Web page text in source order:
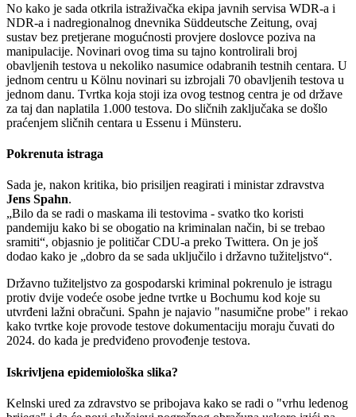
No kako je sada otkrila istraživačka ekipa javnih servisa WDR-a i
NDR-a i nadregionalnog dnevnika Süddeutsche Zeitung, ovaj
sustav bez pretjerane mogućnosti provjere doslovce poziva na
manipulacije. Novinari ovog tima su tajno kontrolirali broj
obavljenih testova u nekoliko nasumice odabranih testnih centara. U
jednom centru u Kölnu novinari su izbrojali 70 obavljenih testova u
jednom danu. Tvrtka koja stoji iza ovog testnog centra je od države
za taj dan naplatila 1.000 testova. Do sličnih zaključaka se došlo
praćenjem sličnih centara u Essenu i Münsteru.
Pokrenuta istraga
Sada je, nakon kritika, bio prisiljen reagirati i ministar zdravstva
Jens Spahn.
Bilo da se radi o maskama ili testovima - svatko tko koristi
pandemiju kako bi se obogatio na kriminalan način, bi se trebao
sramiti , objasnio je političar CDU-a preko Twittera. On je još
dodao kako je
dobro da se sada uključilo i državno tužiteljstvo .
Državno tužiteljstvo za gospodarski kriminal pokrenulo je istragu
protiv dvije vodeće osobe jedne tvrtke u Bochumu kod koje su
utvrđeni lažni obračuni. Spahn je najavio "nasumične probe" i rekao
kako tvrtke koje provode testove dokumentaciju moraju čuvati do
2024. do kada je predviđeno provođenje testova.
Iskrivljena epidemiološka slika?
Kelnski ured za zdravstvo se pribojava kako se radi o "vrhu ledenog